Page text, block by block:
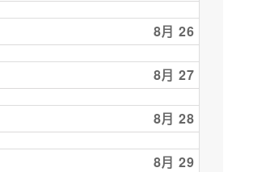
8月 26
8月 27
8月 28
8月 29